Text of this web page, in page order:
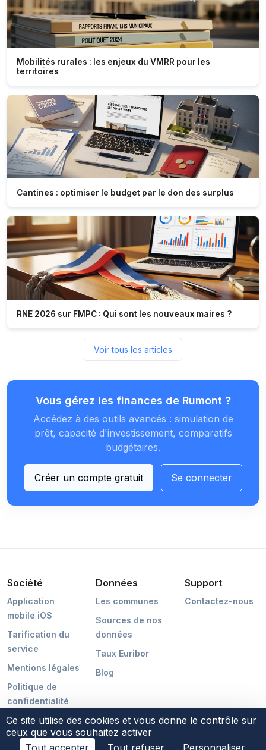
Mobilités rurales : les enjeux du VMRR pour les
territoires
Cantines : optimiser le budget par le don des surplus
RNE 2026 sur FMPC : Qui sont les nouveaux maires ?
Voir tous les articles
Vous gérez les finances de Rumont ?
Accédez à des outils avancés : simulation de
prêt, capacité d'investissement, comparatifs
budgétaires.
Créer un compte gratuit Se connecter
Société
Application
mobile iOS
Tarification du
service
Mentions légales
Politique de
confidentialité
Données
Les communes
Sources de nos
données
Taux Euribor
Blog
Support
Contactez-nous
Ce site utilise des cookies et vous donne le contrôle sur
ceux que vous souhaitez activer
Tout accepter
Tout refuser Personnaliser